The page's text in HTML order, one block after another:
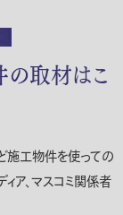
の取材はこ
ど施工物件を使っての
ア、マスコミ関係者